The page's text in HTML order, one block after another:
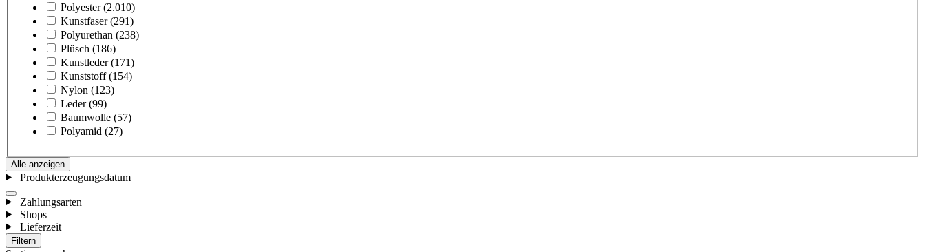
Polyester (2.010)
Kunstfaser (291)
Polyurethan (238)
Plüsch (186)
Kunstleder (171)
Kunststoff (154)
Nylon (123)
Leder (99)
Baumwolle (57)
Polyamid (27)
Alle anzeigen
Produkterzeugungsdatum
Zahlungsarten
Shops
Lieferzeit
Filtern